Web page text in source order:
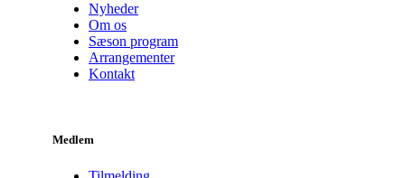
Nyheder
Om os
Sæson program
Arrangementer
Kontakt
Medlem